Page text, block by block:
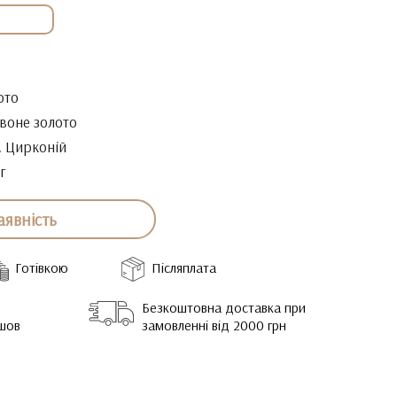
золото
Цирконій
Готівкою Післяплата
Безкоштовна доставка при
замовленні від 2000 грн